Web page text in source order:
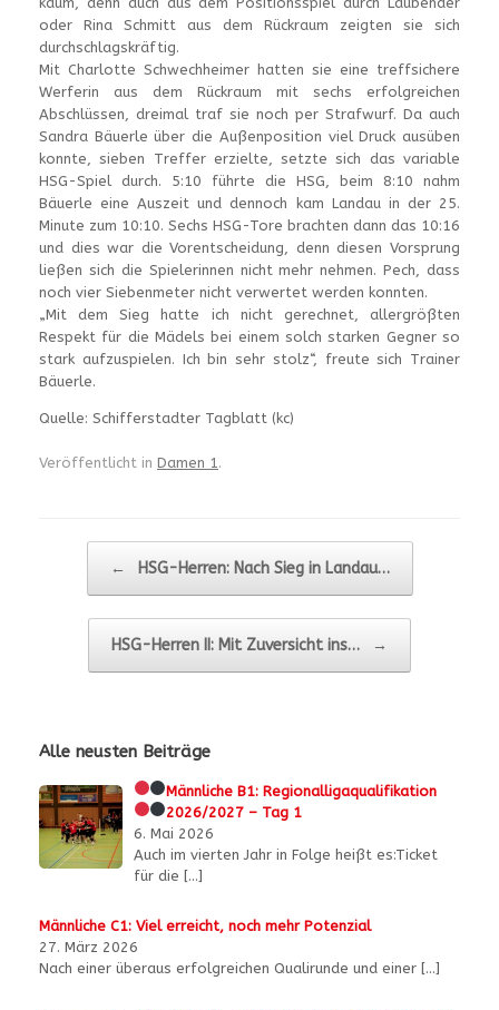
oder Rina Schmitt aus dem Rückraum zeigten sie sich
durchschlagskräftig.
Mit Charlotte Schwechheimer hatten sie eine treffsichere
Werferin aus dem Rückraum mit sechs erfolgreichen
Abschlüssen, dreimal traf sie noch per Strafwurf. Da auch
Sandra Bäuerle über die Außenposition viel Druck ausüben
konnte, sieben Treffer erzielte, setzte sich das variable
HSG-Spiel durch. 5:10 führte die HSG, beim 8:10 nahm
Bäuerle eine Auszeit und dennoch kam Landau in der 25.
Minute zum 10:10. Sechs HSG-Tore brachten dann das 10:16
und dies war die Vorentscheidung, denn diesen Vorsprung
ließen sich die Spielerinnen nicht mehr nehmen. Pech, dass
noch vier Siebenmeter nicht verwertet werden konnten.
„Mit dem Sieg hatte ich nicht gerechnet, allergrößten
Respekt für die Mädels bei einem solch starken Gegner so
stark aufzuspielen. Ich bin sehr stolz“, freute sich Trainer
Bäuerle.
Quelle: Schifferstadter Tagblatt (kc)
Veröffentlicht in Damen 1 .
← HSG-Herren: Nach Sieg in Landau…
HSG-Herren II: Mit Zuversicht ins… →
Alle neusten Beiträge
Männliche B1:Regionalligaqualifikation
2026/2027 – Tag 1
6. Mai 2026
Auch im vierten Jahr in Folge heißt es:Ticket
für die […]
Männliche C1: Viel erreicht, noch mehr Potenzial
27. März 2026
Nach einer überaus erfolgreichen Qualirunde und einer […]